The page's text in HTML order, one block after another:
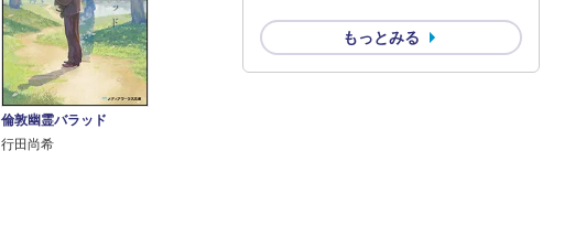
もっとみる
倫敦幽霊バラッド
行田尚希